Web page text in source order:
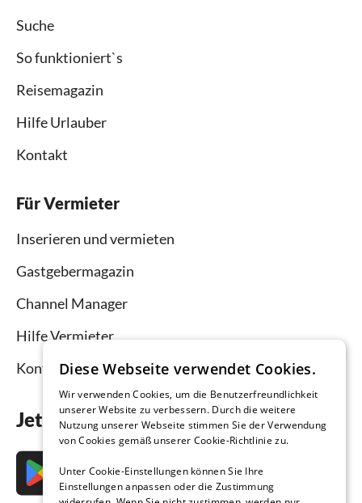
Suche
So funktioniert`s
Reisemagazin
Hilfe Urlauber
Kontakt
Für Vermieter
Inserieren und vermieten
Gastgebermagazin
Channel Manager
Hilfe Vermieter
Kontakt
Jetzt die App downloaden
Diese Webseite verwendet Cookies.
Wir verwenden Cookies, um die Benutzerfreundlichkeit
unserer Website zu verbessern. Durch die weitere
Nutzung unserer Webseite stimmen Sie der Verwendung
von Cookies gemäß unserer Cookie-Richtlinie zu.
Unter Cookie-Einstellungen können Sie Ihre
Einstellungen anpassen oder die Zustimmung